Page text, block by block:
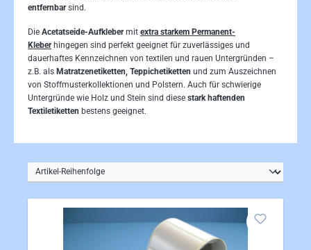
entfernbar sind.
Die Acetatseide-Aufkleber mit extra starkem Permanent-
Kleber hingegen sind perfekt geeignet für zuverlässiges und
dauerhaftes Kennzeichnen von textilen und rauen Untergründen –
z.B. als Matratzenetiketten, Teppichetiketten und zum Auszeichnen
von Stoffmusterkollektionen und Polstern. Auch für schwierige
Untergründe wie Holz und Stein sind diese stark haftenden
Textiletiketten bestens geeignet.